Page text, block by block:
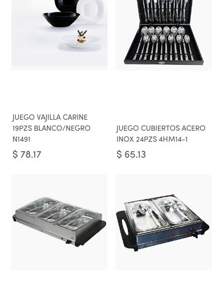
JUEGO VAJILLA CARINE
19PZS BLANCO/NEGRO
N1491
$ 78.17
JUEGO CUBIERTOS ACERO
INOX 24PZS 4HM14-1
$ 65.13